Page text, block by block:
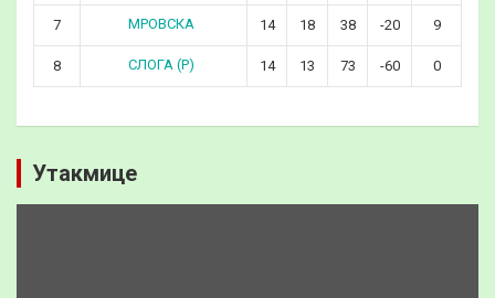
7 МРОВСКА 14 18 38 -20 9
8 СЛОГА (Р) 14 13 73 -60 0
Утакмице